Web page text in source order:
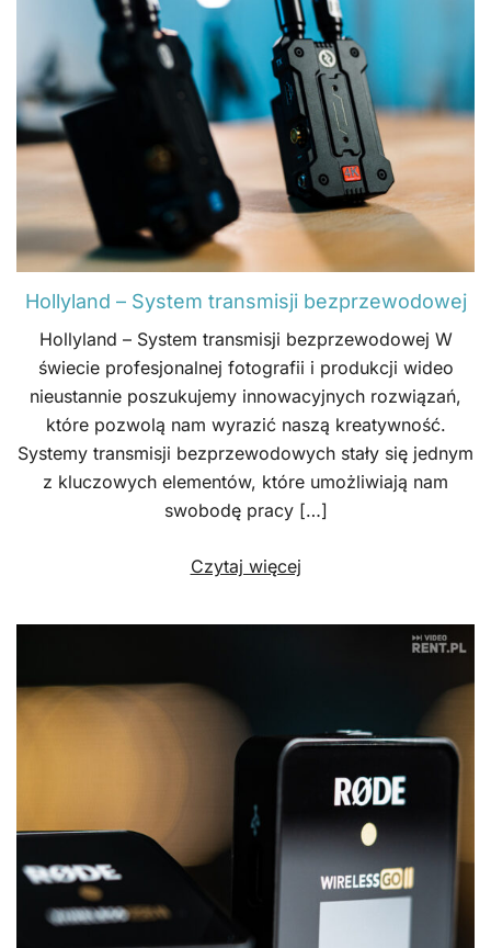
Hollyland – System transmisji bezprzewodowej
Hollyland – System transmisji bezprzewodowej W
świecie profesjonalnej fotografii i produkcji wideo
nieustannie poszukujemy innowacyjnych rozwiązań,
które pozwolą nam wyrazić naszą kreatywność.
Systemy transmisji bezprzewodowych stały się jednym
z kluczowych elementów, które umożliwiają nam
swobodę pracy […]
Czytaj więcej